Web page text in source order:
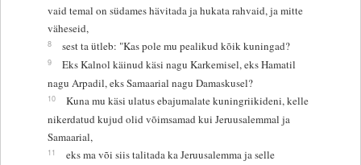
vaid temal on südames hävitada ja hukata rahvaid, ja mitte
väheseid,
8 sest ta ütleb: "Kas pole mu pealikud kõik kuningad?
9
Eks Kalnol käinud käsi nagu Karkemisel, eks Hamatil
nagu Arpadil, eks Samaarial nagu Damaskusel?
10
Kuna mu käsi ulatus ebajumalate kuningriikideni, kelle
nikerdatud kujud olid võimsamad kui Jeruusalemmal ja
Samaarial,
11 eks ma või siis talitada ka Jeruusalemma ja selle